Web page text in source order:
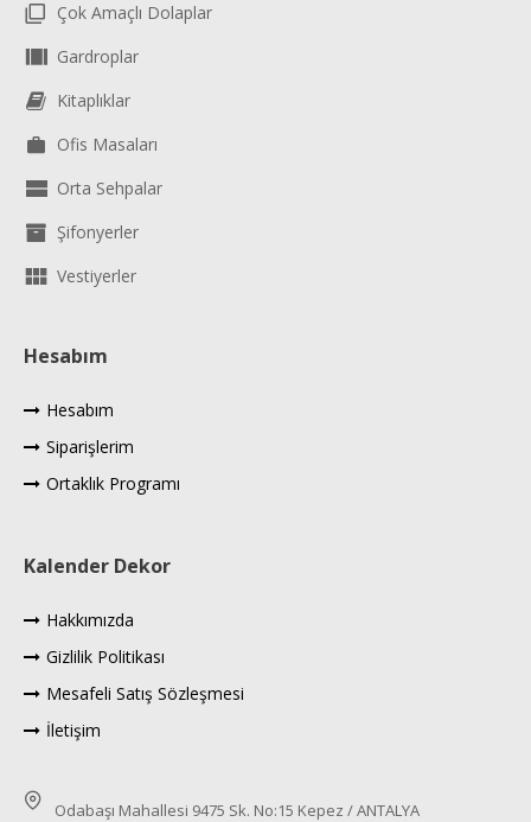
Çok Amaçlı Dolaplar
Gardroplar
Kitaplıklar
Ofis Masaları
Orta Sehpalar
Şifonyerler
Vestiyerler
Hesabım
Hesabım
Siparişlerim
Ortaklık Programı
Kalender Dekor
Hakkımızda
Gizlilik Politikası
Mesafeli Satış Sözleşmesi
İletişim
Odabaşı Mahallesi 9475 Sk. No:15 Kepez / ANTALYA